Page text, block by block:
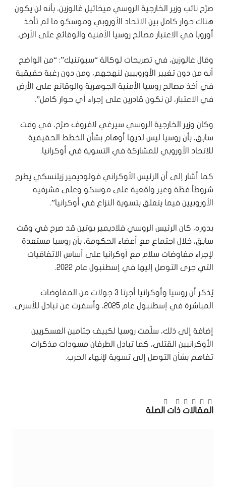
صرّح نائب وزير الخارجية الروسي ميخائيل غالوزين، بأنه لن يكون
هناك حوار كامل بين الاتحاد الأوروبي وموسكو ما لم تأخذ
أوروبا في الاعتبار مصالح روسيا الأمنية والوقائع على الأرض.
وقال غالوزين، في تصريحات لوكالة “سبوتنيك”: “من الواضح
أنه من دون تغيير الأوروبيين لنهجهم، ومن دون رغبة حقيقية
في أخذ مصالح روسيا الأمنية الجوهرية والوقائع على الأرض
في الاعتبار، لن نكون قادرين على إجراء أي حوار كامل”.
وكان وزير الخارجية الروسي سيرغي لافروف صرّح، في وقت
سابق، بأن روسيا ليس لديها أوهام بشأن الخطط الحقيقية
للاتحاد الأوروبي للمشاركة في التسوية في أوكرانيا.
كما أشار إلى أن الرئيس الأوكراني فولوديمير زيلنسكي يطرح
شروطاً فظة وغير واقعية على موسكو وعلى مشرفيه
الأوروبيين فيما يتعلق بتسوية النزاع في أوكرانيا”.
بدوره، كان الرئيس الروسي فلاديمير بوتين قد صرح في وقت
سابق، خلال اجتماع مع أعضاء الحكومة، بأن روسيا مستعدة
لإجراء مفاوضات سلام مع أوكرانيا على أساس الاتفاقيات
التي جرى التوصل إليها في إسطنبول عام 2022.
يُذكر أن روسيا وأوكرانيا أجرتا 3 جولات من المفاوضات
المباشرة في إسطنبول عام 2025، وأسفرت عن تبادل للأسرى.
إضافة إلى ذلك، سلّمت روسيا لكييف جثامين العسكريين
الأوكرانيين القتلى، كما تبادل الطرفان مسودات مذكرات
تفاهم بشأن التوصل إلى تسوية لإنهاء الحرب.
فيسبوك
تويتربينتيريست
لينكدإن
Tumblrتيلقرام
البريد
الإلكتروني
المقالات ذات الصلة